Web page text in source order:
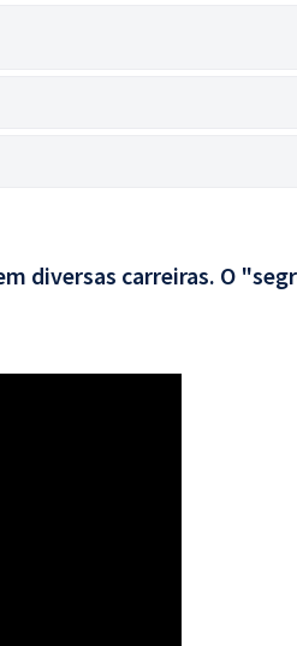
diversas carreiras. O